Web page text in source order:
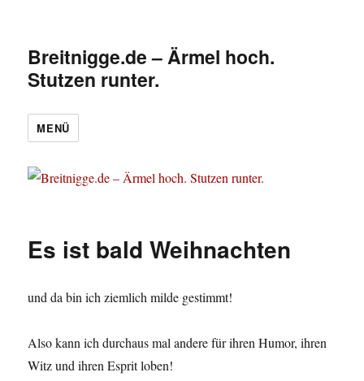
Breitnigge.de – Ärmel hoch.
Stutzen runter.
MENÜ
Es ist bald Weihnachten
und da bin ich ziemlich milde gestimmt!
Also kann ich durchaus mal andere für ihren Humor, ihren
Witz und ihren Esprit loben!